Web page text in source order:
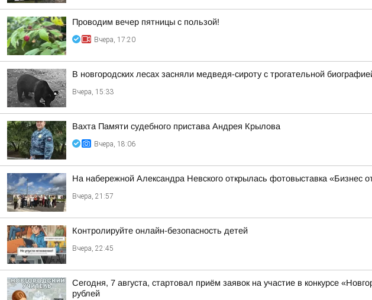
Проводим вечер пятницы с пользой!
Вчера, 17:20
В новгородских лесах засняли медведя-сироту с трогательной
Вчера, 15:33
Вахта Памяти судебного пристава Андрея Крылова
Вчера, 18:06
На набережной Александра Невского открылась фотовыставка «Бизнес
Вчера, 21:57
Контролируйте онлайн-безопасность детей
Вчера, 22:45
Сегодня, 7 августа, стартовал приём заявок на участие в конкурсе
рублей